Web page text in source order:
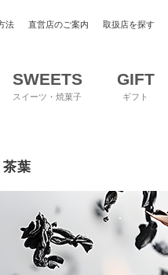
法 直営店のご案内 取扱店を探す
SWEETS
スイーツ・焼菓子
GIFT
ギフト
葉